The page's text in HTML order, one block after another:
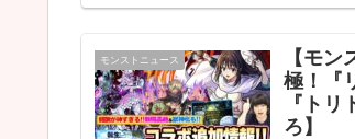
モンストニュース
【モ
極！『
『ト
ろ】